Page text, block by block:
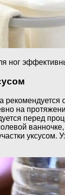
ног
рекомендуется
на
перед
уксусом.